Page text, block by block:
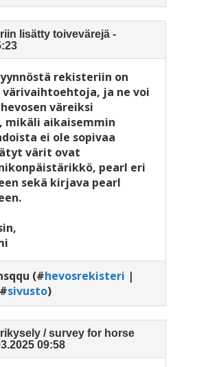
lisätty toivevärejä -
rekisteriin on
ja ne voi
väreiksi
aikaisemmin
ei ole sopivaa
värit ovat
pearl eri
sekä kirjava pearl
(#hevosrekisteri |
sivusto)
/ survey for horse
09:58